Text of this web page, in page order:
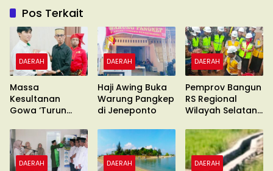
Pos Terkait
DAERAH
Massa
Kesultanan
Gowa ‘Turun
Unras
DAERAH
Haji Awing Buka
Warung Pangkep
di Jeneponto
DAERAH
Pemprov Bangun
RS Regional
Wilayah Selatan
DAERAH DAERAH DAERAH